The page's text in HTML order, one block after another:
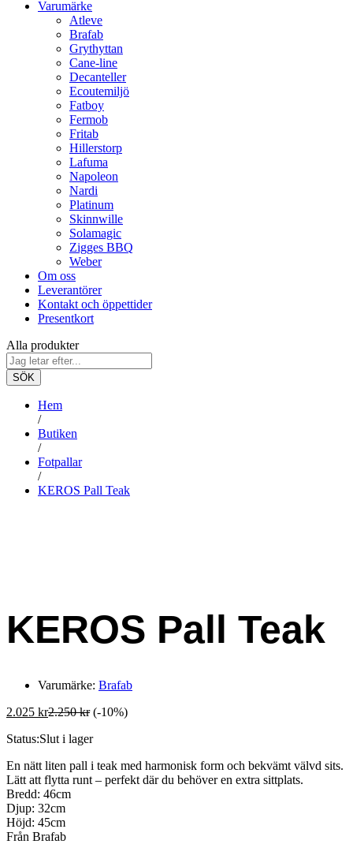
Varumärke
Atleve
Brafab
Grythyttan
Cane-line
Decanteller
Ecoutemiljö
Fatboy
Fermob
Fritab
Hillerstorp
Lafuma
Napoleon
Nardi
Platinum
Skinnwille
Solamagic
Zigges BBQ
Weber
Om oss
Leverantörer
Kontakt och öppettider
Presentkort
Alla produkter
SÖK
Hem
/
Butiken
/
Fotpallar
/
KEROS Pall Teak
KEROS Pall Teak
Varumärke: Brafab
2.025 kr2.250kr (-10%)
Status:Slut i lager
En nätt liten pall i teak med harmonisk form och bekvämt välvd sits.
Lätt att flytta runt – perfekt där du behöver en extra sittplats.
Bredd: 46cm
Djup: 32cm
Höjd: 45cm
Från Brafab